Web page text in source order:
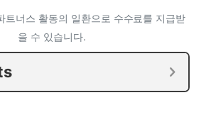
트너스 활동의 일환으로 수수료를 지급받
을 수 있습니다.